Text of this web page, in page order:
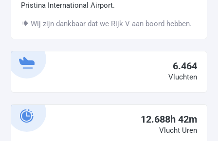
Pristina International Airport.
Wij zijn dankbaar dat we Rijk V aan boord hebben.
6.464
Vluchten
12.688h 42m
Vlucht Uren